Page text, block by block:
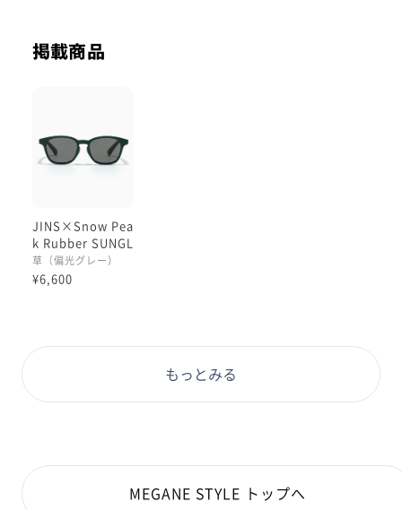
是非お買い求め下さい！
掲載商品
JINS×Snow Pea
k Rubber SUNGL
ASSES
草（偏光グレー）
¥6,600
もっとみる
MEGANE STYLE トップへ